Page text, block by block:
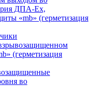
ДПА-Ех,
«mb» (герметизация
(герметизация
во